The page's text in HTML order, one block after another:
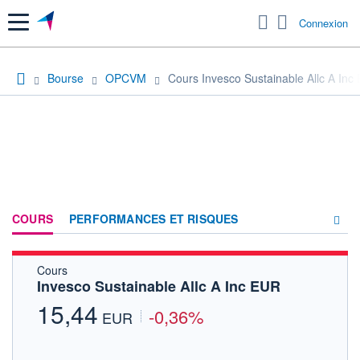
Menu Connexion
Bourse OPCVM Cours Invesco Sustainable Allc A Inc
COURS PERFORMANCES ET RISQUES
Cours
Invesco Sustainable Allc A Inc EUR
15,44 EUR -0,36%